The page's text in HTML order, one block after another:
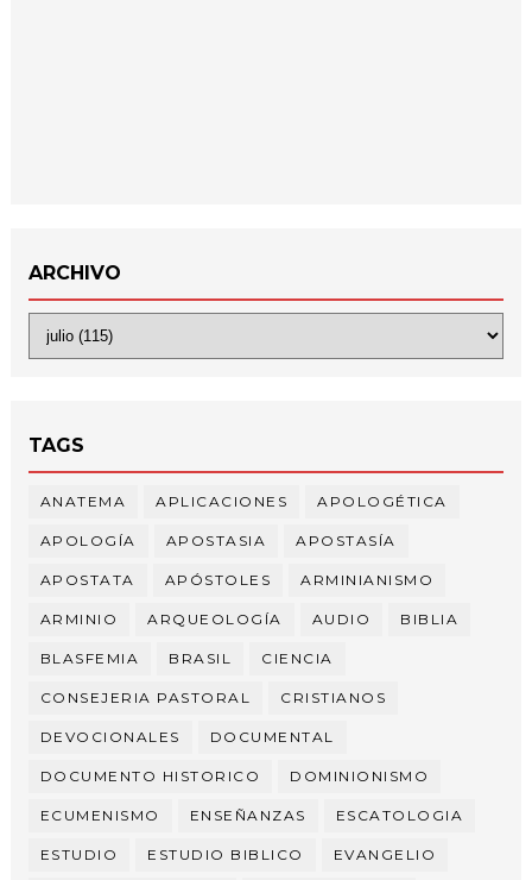
ARCHIVO
TAGS
ANATEMA APLICACIONES APOLOGÉTICA
APOLOGÍA APOSTASIA APOSTASÍA
APOSTATA APÓSTOLES ARMINIANISMO
ARMINIO ARQUEOLOGÍA AUDIO BIBLIA
BLASFEMIA BRASIL CIENCIA
CONSEJERIA PASTORAL CRISTIANOS
DEVOCIONALES DOCUMENTAL
DOCUMENTO HISTORICO DOMINIONISMO
ECUMENISMO ENSEÑANZAS ESCATOLOGIA
ESTUDIO ESTUDIO BIBLICO EVANGELIO